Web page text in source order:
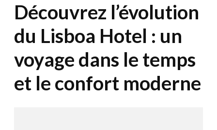
Découvrez l’évolution
du Lisboa Hotel : un
voyage dans le temps
et le confort moderne